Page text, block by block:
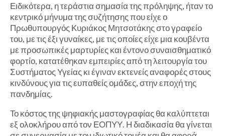
Ειδικότερα, η τεράστια σημασία της πρόληψης, ήταν το
κεντρικό μήνυμα της συζήτησης που είχε ο
Πρωθυπουργός Κυριάκος Μητσοτάκης στο γραφείο
του, με τις έξι γυναίκες, με τις οποίες είχε μια κουβέντα
με προσωπικές μαρτυρίες και έντονο συναισθηματικό
φορτίο, κατατέθηκαν εμπειρίες από τη λειτουργία του
Συστήματος Υγείας κι έγιναν εκτενείς αναφορές στους
κινδύνους για τις ευπαθείς ομάδες, στην εποχή της
πανδημίας.
Το κόστος της ψηφιακής μαστογραφίας θα καλύπτεται
εξ ολοκλήρου από τον ΕΟΠΥΥ. Η διαδικασία θα γίνεται